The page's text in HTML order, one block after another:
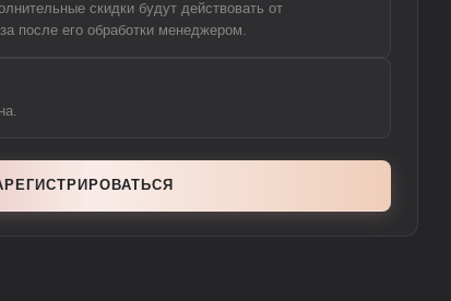
скидки будут действовать от
после его обработки менеджером.